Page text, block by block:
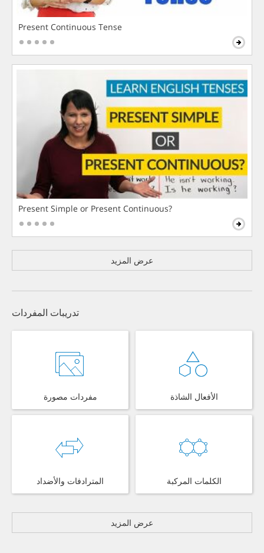
Present Continuous Tense
Present Simple or Present Continuous?
عرض المزيد
تدريبات المفردات
مفردات مصورة الأفعال الشاذة
المترادفات والأضداد الكلمات المركبة
عرض المزيد